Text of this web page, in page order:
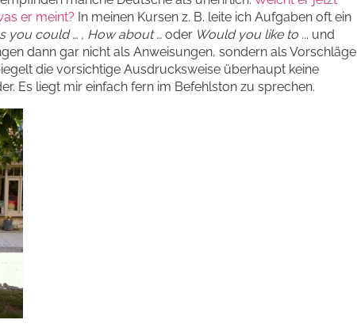
er meint? In meinen Kursen z. B. leite ich Aufgaben oft ein
you could … , How about … oder Would you like to ... und
dann gar nicht als Anweisungen, sondern als Vorschläge
die vorsichtige Ausdrucksweise überhaupt keine
Es liegt mir einfach fern im Befehlston zu sprechen.